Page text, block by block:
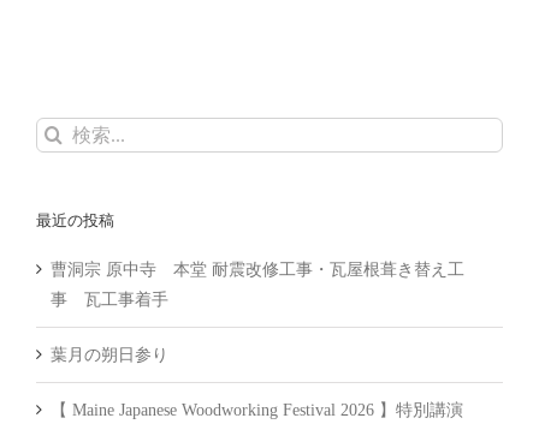
検
最近の投稿
曹洞宗 原中寺 本堂 耐震改修工事・瓦屋根葺き替え工
事 瓦工事着手
葉月の朔日参り
【 Maine Japanese Woodworking Festival 2026 】特別講演